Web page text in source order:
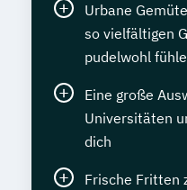
Urbane
so vielfältigen
pudelwohl
Eine große
Universitäten
dich
Frische Fritten